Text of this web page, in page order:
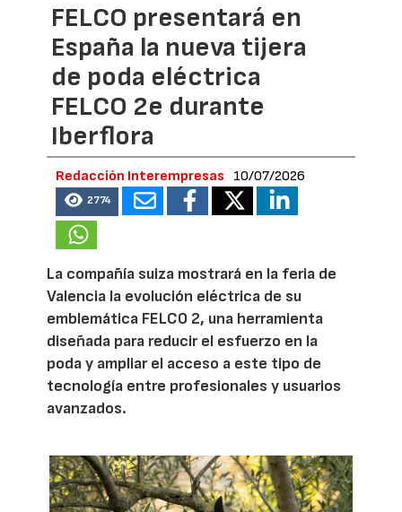
FELCO presentará en
España la nueva tijera
de poda eléctrica
FELCO 2e durante
Iberflora
Redacción Interempresas 10/07/2026
2774
La compañía suiza mostrará en la feria de
Valencia la evolución eléctrica de su
emblemática FELCO 2, una herramienta
diseñada para reducir el esfuerzo en la
poda y ampliar el acceso a este tipo de
tecnología entre profesionales y usuarios
avanzados.